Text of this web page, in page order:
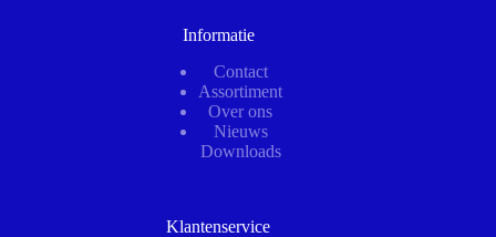
Informatie
Contact
Assortiment
Over ons
Nieuws
Downloads
Klantenservice